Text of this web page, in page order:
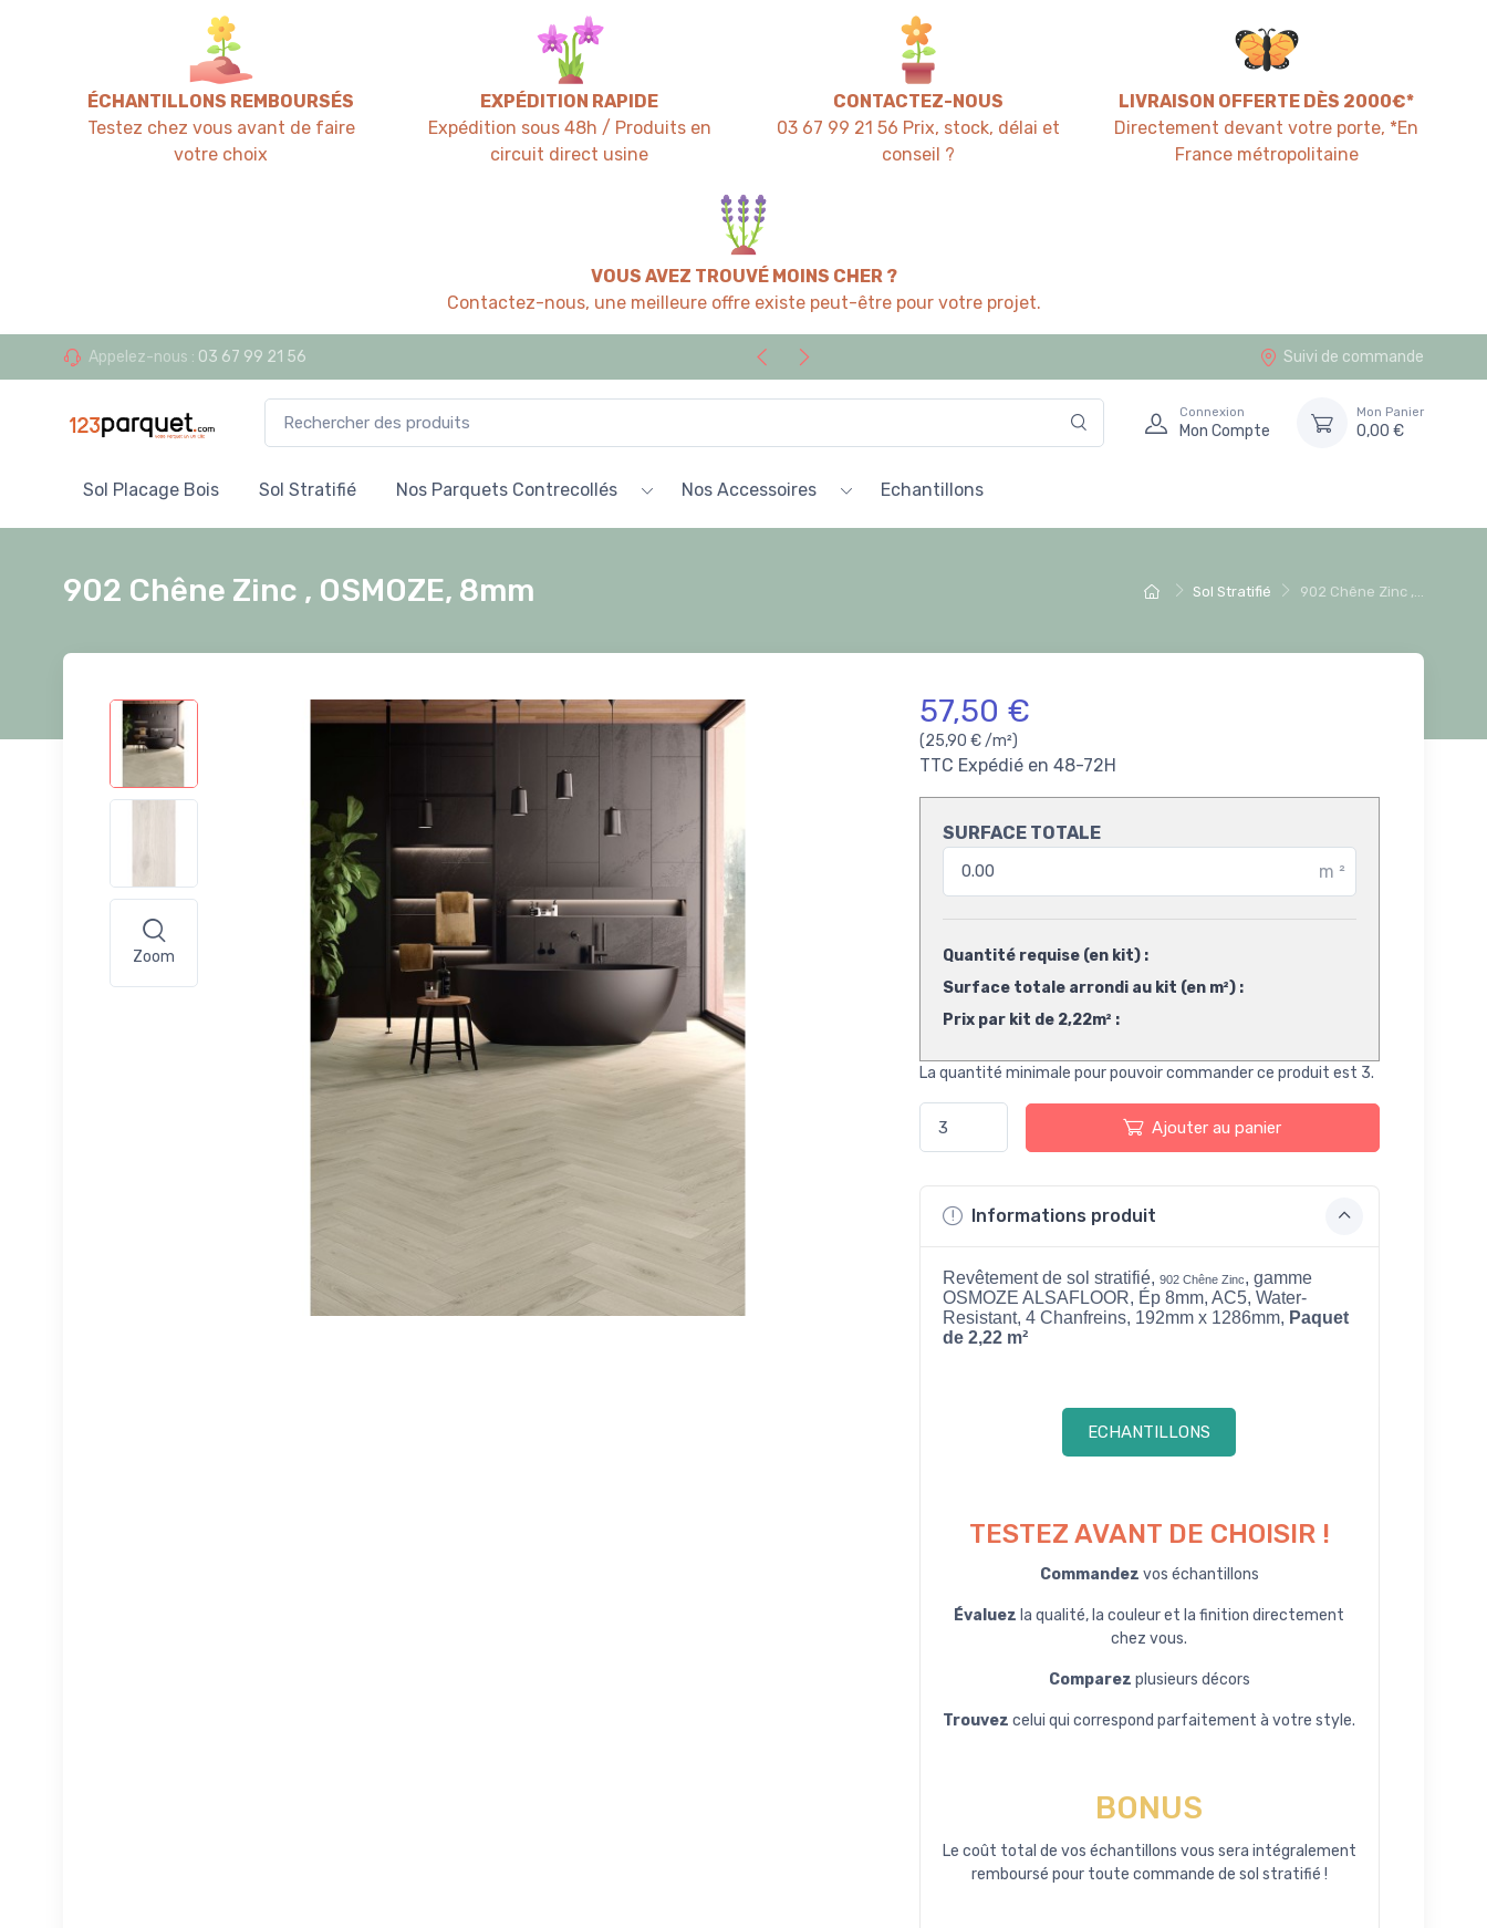
ÉCHANTILLONS REMBOURSÉS
Testez chez vous avant de faire
votre choix
EXPÉDITION RAPIDE
Expédition sous 48h / Produits en
circuit direct usine
CONTACTEZ-NOUS
03 67 99 21 56 Prix, stock, délai et
conseil ?
LIVRAISON OFFERTE DÈS 2000€*
Directement devant votre porte, *En
France métropolitaine
VOUS AVEZ TROUVÉ MOINS CHER ?
Contactez-nous, une meilleure offre existe peut-être pour votre projet.
Appelez-nous : 03 67 99 21 56 Suivi de commande
Connexion
Mon Compte
Mon Panier
0,00 €
Sol Placage Bois Sol Stratifié Nos Parquets Contrecollés Nos Accessoires Echantillons
Sol Stratifié 902 Chêne Zinc ,...
902 Chêne Zinc , OSMOZE, 8mm
Zoom
57,50 €
(25,90 € /m²)
TTC Expédié en 48-72H
SURFACE TOTALE
m ²
Quantité requise (en kit) :
Surface totale arrondi au kit (en m²) :
Prix par kit de 2,22m² :
La quantité minimale pour pouvoir commander ce produit est 3.
Ajouter au panier
Informations produit
Revêtement de sol stratifié, 902 Chêne Zinc, gamme
OSMOZE ALSAFLOOR, Ép 8mm, AC5, Water-
Resistant, 4 Chanfreins, 192mm x 1286mm, Paquet
de 2,22 m²
ECHANTILLONS
TESTEZ AVANT DE CHOISIR !
Commandez vos échantillons
Évaluez la qualité, la couleur et la finition directement
chez vous.
Comparez plusieurs décors
Trouvez celui qui correspond parfaitement à votre style.
BONUS
Le coût total de vos échantillons vous sera intégralement
remboursé pour toute commande de sol stratifié !